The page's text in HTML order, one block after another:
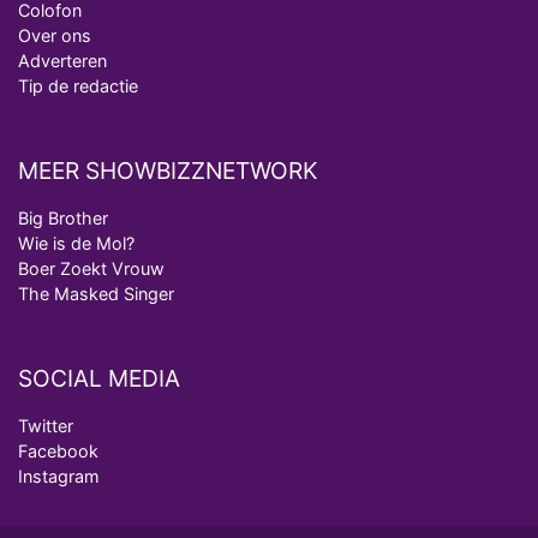
Colofon
Over ons
Adverteren
Tip de redactie
MEER SHOWBIZZNETWORK
Big Brother
Wie is de Mol?
Boer Zoekt Vrouw
The Masked Singer
SOCIAL MEDIA
Twitter
Facebook
Instagram